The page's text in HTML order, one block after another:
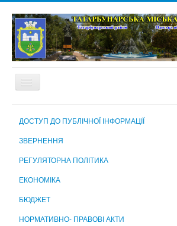
ДОСТУП ДО ПУБЛІЧНОЇ ІНФОРМАЦІЇ
ЗВЕРНЕННЯ
РЕГУЛЯТОРНА ПОЛІТИКА
ЕКОНОМІКА
БЮДЖЕТ
НОРМАТИВНО- ПРАВОВІ АКТИ